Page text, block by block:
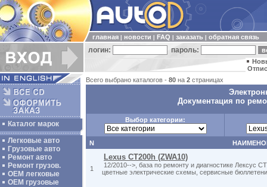
главная новости FAQ заказать обратная связь
логин: пароль:
Каталог марок
Легковые авто
Грузовые авто
Ремонт авто
Ремонт грузов.
ОЕМ легковые
OEM грузовые
Всего выбрано каталогов - 80 на 2 страницах
Документация по
Выбор категории:
N
1
Lexus CT200h (ZWA10)
12/2010-->, база по ремонту и диагностике Лексус
цветные электрические схемы, сервисные